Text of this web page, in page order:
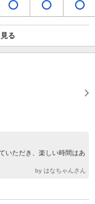
る
いただき、楽しい時間はあ
by はなちゃんさん